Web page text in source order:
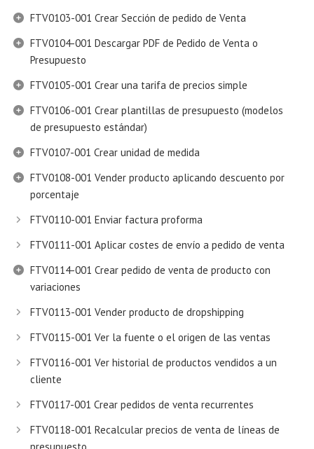
FTV0103-001 Crear Sección de pedido de Venta
FTV0104-001 Descargar PDF de Pedido de Venta o
Presupuesto
FTV0105-001 Crear una tarifa de precios simple
FTV0106-001 Crear plantillas de presupuesto (modelos
de presupuesto estándar)
FTV0107-001 Crear unidad de medida
FTV0108-001 Vender producto aplicando descuento por
porcentaje
FTV0110-001 Enviar factura proforma
FTV0111-001 Aplicar costes de envío a pedido de venta
FTV0114-001 Crear pedido de venta de producto con
variaciones
FTV0113-001 Vender producto de dropshipping
FTV0115-001 Ver la fuente o el origen de las ventas
FTV0116-001 Ver historial de productos vendidos a un
cliente
FTV0117-001 Crear pedidos de venta recurrentes
FTV0118-001 Recalcular precios de venta de líneas de